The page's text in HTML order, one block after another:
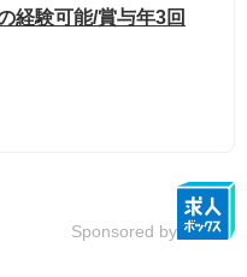
経験可能/賞与年3回
Sponsored by